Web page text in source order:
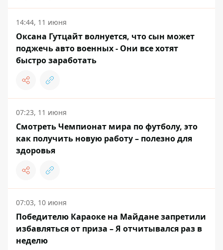
14:44, 11 июня
Оксана Гутцайт волнуется, что сын может
поджечь авто военных - Они все хотят
быстро заработать
07:23, 11 июня
Смотреть Чемпионат мира по футболу, это
как получить новую работу – полезно для
здоровья
07:03, 10 июня
Победителю Караоке на Майдане запретили
избавляться от приза – Я отчитывался раз в
неделю